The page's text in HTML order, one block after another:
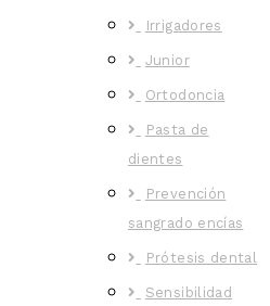
Irrigadores
Junior
Ortodoncia
Pasta de
dientes
Prevención
sangrado encías
Prótesis dental
Sensibilidad